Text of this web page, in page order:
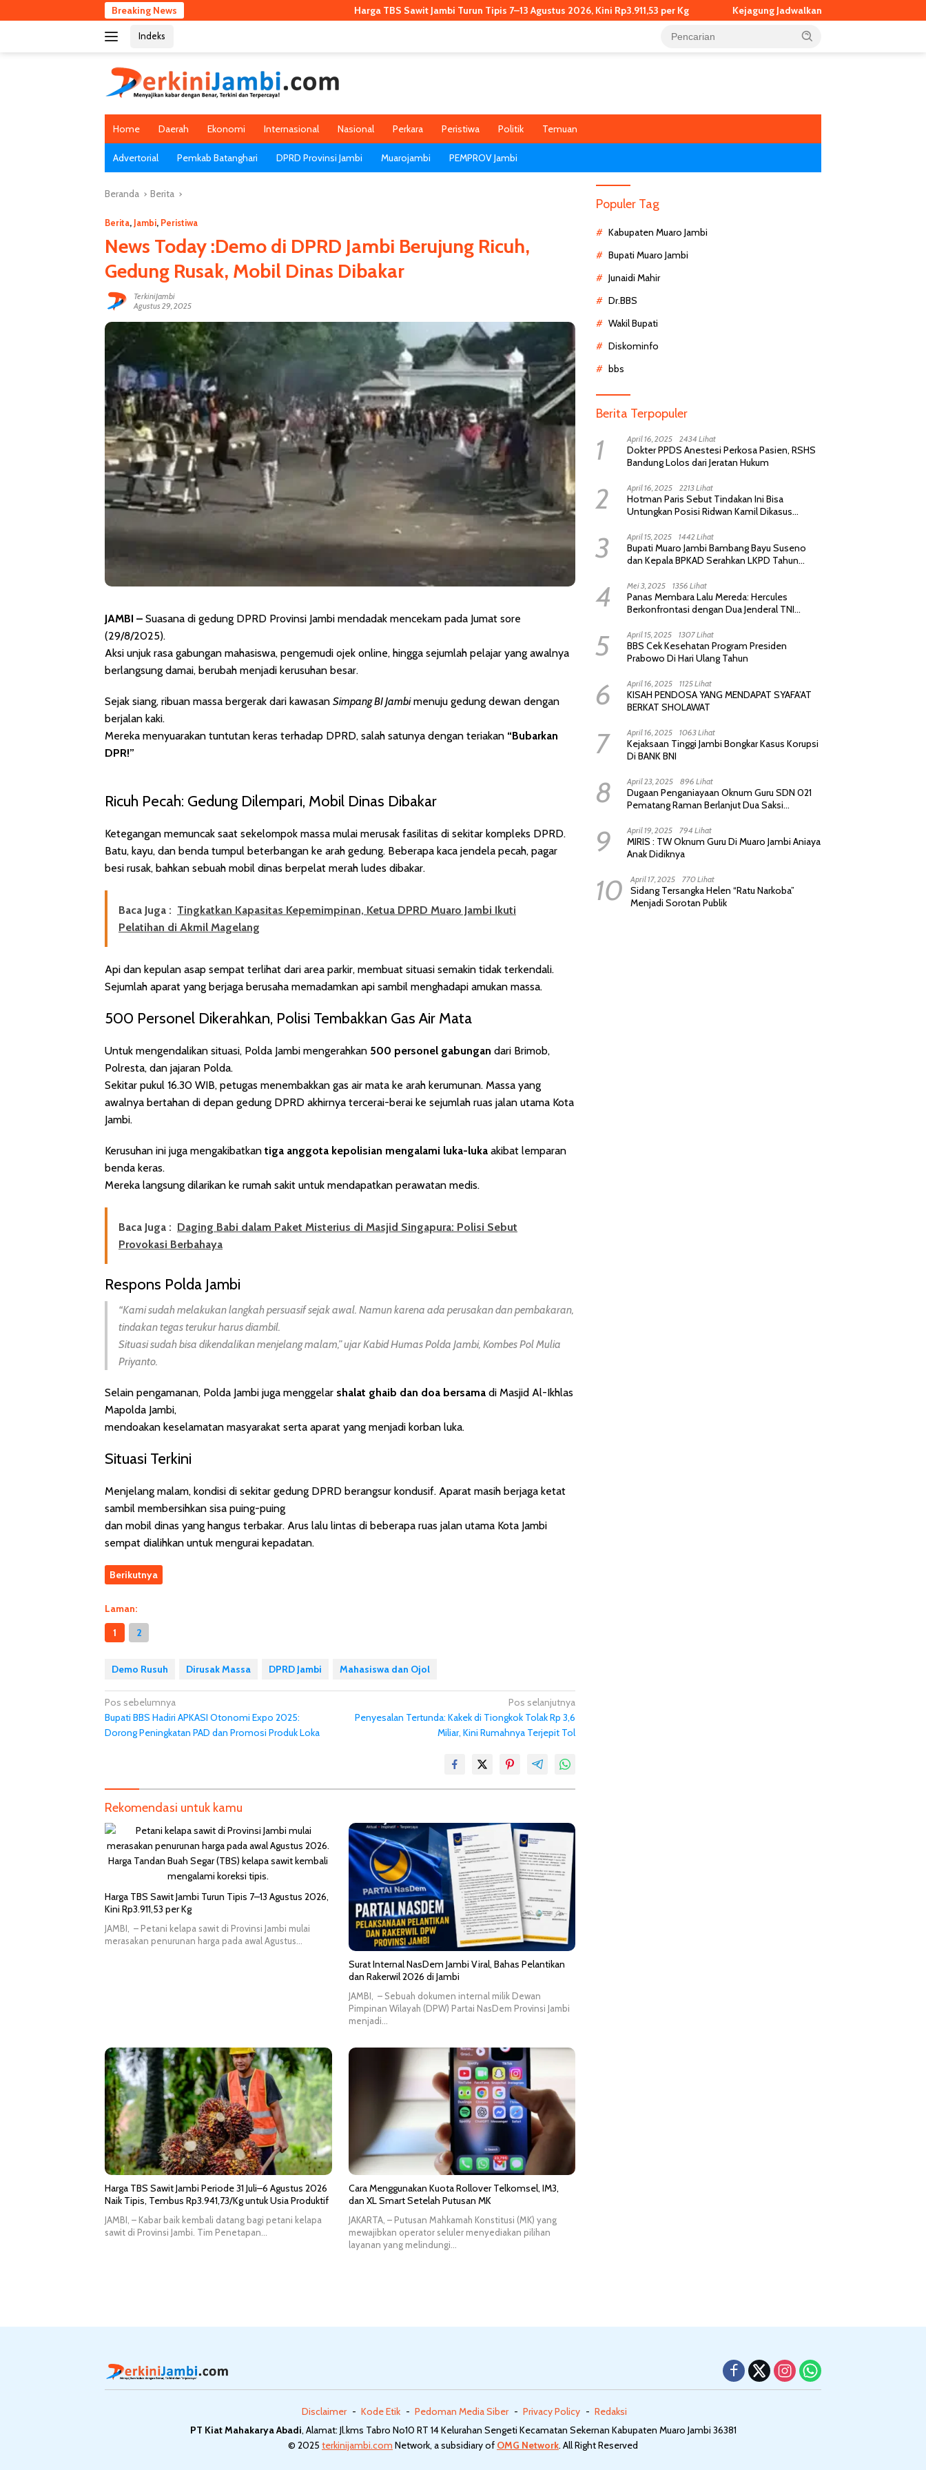
ke
Breaking News Harga TBS Sawit Jambi Turun Tipis 7–13 Agustus 2026, Kini Rp3.911,53 per Kg Kejagung Jadwalkan Pemeriksaan Eks Jampidsus Febrie
Indeks
Home Daerah Ekonomi Internasional Nasional Perkara Peristiwa Politik Temuan
Advertorial Pemkab Batanghari DPRD Provinsi Jambi Muarojambi PEMPROV Jambi
Beranda Berita
Berita, Jambi, Peristiwa
News Today :Demo di DPRD Jambi Berujung Ricuh,
Gedung Rusak, Mobil Dinas Dibakar
TerkiniJambi
Agustus 29, 2025
JAMBI – Suasana di gedung DPRD Provinsi Jambi mendadak mencekam pada Jumat sore
(29/8/2025).
Aksi unjuk rasa gabungan mahasiswa, pengemudi ojek online, hingga sejumlah pelajar yang awalnya
berlangsung damai, berubah menjadi kerusuhan besar.
Sejak siang, ribuan massa bergerak dari kawasan Simpang BI Jambimenuju gedung dewan dengan
berjalan kaki.
Mereka menyuarakan tuntutan keras terhadap DPRD, salah satunya dengan teriakan “Bubarkan
DPR!”
Ricuh Pecah: Gedung Dilempari, Mobil Dinas Dibakar
Ketegangan memuncak saat sekelompok massa mulai merusak fasilitas di sekitar kompleks DPRD.
Batu, kayu, dan benda tumpul beterbangan ke arah gedung. Beberapa kaca jendela pecah, pagar
besi rusak, bahkan sebuah mobil dinas berpelat merah ludes dibakar.
Baca Juga : Tingkatkan Kapasitas Kepemimpinan, Ketua DPRD Muaro Jambi Ikuti
Pelatihan di Akmil Magelang
Api dan kepulan asap sempat terlihat dari area parkir, membuat situasi semakin tidak terkendali.
Sejumlah aparat yang berjaga berusaha memadamkan api sambil menghadapi amukan massa.
500 Personel Dikerahkan, Polisi Tembakkan Gas Air Mata
Untuk mengendalikan situasi, Polda Jambi mengerahkan 500 personel gabungan dari Brimob,
Polresta, dan jajaran Polda.
Sekitar pukul 16.30 WIB, petugas menembakkan gas air mata ke arah kerumunan. Massa yang
awalnya bertahan di depan gedung DPRD akhirnya tercerai-berai ke sejumlah ruas jalan utama Kota
Jambi.
Kerusuhan ini juga mengakibatkan tiga anggota kepolisian mengalami luka-luka akibat lemparan
benda keras.
Mereka langsung dilarikan ke rumah sakit untuk mendapatkan perawatan medis.
Baca Juga : Daging Babi dalam Paket Misterius di Masjid Singapura: Polisi Sebut
Provokasi Berbahaya
Respons Polda Jambi
“Kami sudah melakukan langkah persuasif sejak awal. Namun karena ada perusakan dan pembakaran,
tindakan tegas terukur harus diambil.
Situasi sudah bisa dikendalikan menjelang malam,”ujar Kabid Humas Polda Jambi, Kombes Pol Mulia
Priyanto.
Selain pengamanan, Polda Jambi juga menggelar shalat ghaib dan doa bersama di Masjid Al-Ikhlas
Mapolda Jambi,
mendoakan keselamatan masyarakat serta aparat yang menjadi korban luka.
Situasi Terkini
Menjelang malam, kondisi di sekitar gedung DPRD berangsur kondusif. Aparat masih berjaga ketat
sambil membersihkan sisa puing-puing
dan mobil dinas yang hangus terbakar. Arus lalu lintas di beberapa ruas jalan utama Kota Jambi
sempat dialihkan untuk mengurai kepadatan.
Berikutnya
Laman:
1
2
Demo Rusuh Dirusak Massa DPRD Jambi Mahasiswa dan Ojol
Navigasi
pos
Pos sebelumnya
Bupati BBS Hadiri APKASI Otonomi Expo 2025:
Dorong Peningkatan PAD dan Promosi Produk Loka
Pos selanjutnya
Penyesalan Tertunda: Kakek di Tiongkok Tolak Rp 3,6
Miliar, Kini Rumahnya Terjepit Tol
Rekomendasi untuk kamu
Harga TBS Sawit Jambi Turun Tipis 7–13 Agustus 2026,
Kini Rp3.911,53 per Kg
JAMBI, – Petani kelapa sawit di Provinsi Jambi mulai
merasakan penurunan harga pada awal Agustus…
Surat Internal NasDem Jambi Viral, Bahas Pelantikan
dan Rakerwil 2026 di Jambi
JAMBI, – Sebuah dokumen internal milik Dewan
Pimpinan Wilayah (DPW) Partai NasDem Provinsi Jambi
menjadi…
Harga TBS Sawit Jambi Periode 31 Juli–6 Agustus 2026
Naik Tipis, Tembus Rp3.941,73/Kg untuk Usia Produktif
JAMBI, – Kabar baik kembali datang bagi petani kelapa
sawit di Provinsi Jambi. Tim Penetapan…
Cara Menggunakan Kuota Rollover Telkomsel, IM3,
dan XL Smart Setelah Putusan MK
JAKARTA, – Putusan Mahkamah Konstitusi (MK) yang
mewajibkan operator seluler menyediakan pilihan
layanan yang melindungi…
Populer Tag
Kabupaten Muaro Jambi
Bupati Muaro Jambi
Junaidi Mahir
Dr.BBS
Wakil Bupati
Diskominfo
bbs
Berita Terpopuler
1 April 16, 2025 2434 Lihat
Dokter PPDS Anestesi Perkosa Pasien, RSHS
Bandung Lolos dari Jeratan Hukum
2 April 16, 2025 2213 Lihat
Hotman Paris Sebut Tindakan Ini Bisa
Untungkan Posisi Ridwan Kamil Dikasus
3 April 15, 2025 1442 Lihat
Bupati Muaro Jambi Bambang Bayu Suseno
dan Kepala BPKAD Serahkan LKPD Tahun
4 Mei 3, 2025 1356 Lihat
Panas Membara Lalu Mereda: Hercules
Berkonfrontasi dengan Dua Jenderal TNI
Permintaan Maaf
5 April 15, 2025 1307 Lihat
BBS Cek Kesehatan Program Presiden
Prabowo Di Hari Ulang Tahun
6 April 16, 2025 1125 Lihat
KISAH PENDOSA YANG MENDAPAT SYAFA’AT
BERKAT SHOLAWAT
7 April 16, 2025 1063 Lihat
Kejaksaan Tinggi Jambi Bongkar Kasus Korupsi
Di BANK BNI
8 April 23, 2025 896 Lihat
Dugaan Penganiayaan Oknum Guru SDN 021
Pematang Raman Berlanjut Dua Saksi
9 April 19, 2025 794 Lihat
MIRIS : TW Oknum Guru Di Muaro Jambi Aniaya
Anak Didiknya
10 April 17, 2025 770 Lihat
Sidang Tersangka Helen “Ratu Narkoba”
Menjadi Sorotan Publik
Disclaimer Kode Etik Pedoman Media Siber Privacy Policy
Redaksi
PT Kiat Mahakarya Abadi, Alamat: Jl.kms Tabro No10 RT 14 Kelurahan Sengeti Kecamatan Sekernan Kabupaten Muaro Jambi 36381
© 2025 terkinijambi.com Network, a subsidiary of OMG Network. All Right Reserved